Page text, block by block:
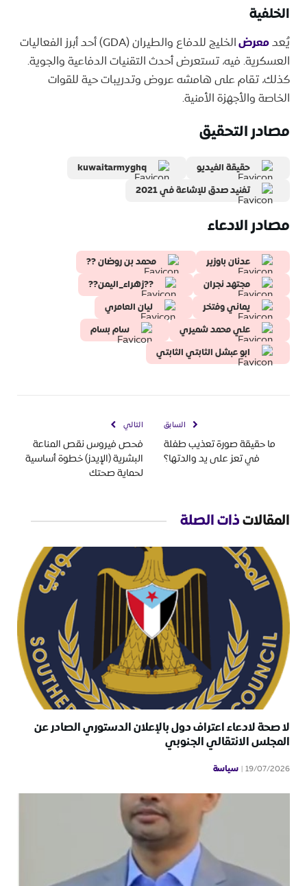
الخلفية
يُعدمعرض
الخليج للدفاع والطيران (GDA) أحد أبرز الفعاليات
العسكرية. فيه، تستعرض أحدث التقنيات الدفاعية والجوية.
كذلك، تقام على هامشه عروض وتدريبات حية للقوات
الخاصة والأجهزة الأمنية.
مصادر التحقيق
حقيقة الفيديو
kuwaitarmyghq
تفنيد صدق للإشاعة في 2021
مصادر الادعاء
عدنان باوزير
محمد بن روضان ??
مجتهد نجران
??زهراء_اليمن??
يماني وفتخر
ليان العامري
علي محمد شميري
سام بسام
ابو عبشل الثابتي الثابتي
السابق
ما حقيقة صورة تعذيب طفلة
في تعز على يد والدتها؟
التالي
فحص فيروس نقص المناعة
البشرية (الإيدز) خطوة أساسية
لحماية صحتك
المقالاتذات الصلة
لا صحة لادعاء اعتراف دول بالإعلان الدستوري الصادر عن
المجلس الانتقالي الجنوبي
19/07/2026 سياسة